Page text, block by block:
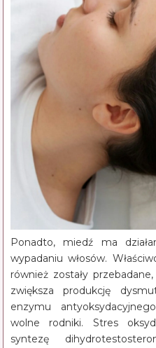
Ponadto, miedź ma
wypadaniu włosów.
również zostały
zwiększa produkcję
enzymu
wolne rodniki. Stres
syntezę